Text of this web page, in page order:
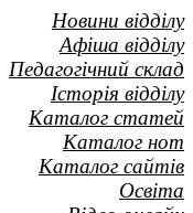
Новини відділу
Афіша відділу
Педагогічний склад
Історія відділу
Каталог статей
Каталог нот
Каталог сайтів
Освіта